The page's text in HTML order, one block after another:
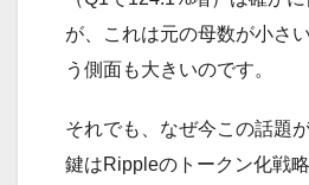
が、これは元の母数が小さ
う側面も大きいのです。
それでも、なぜ今この話題
鍵はRippleのトークン化戦